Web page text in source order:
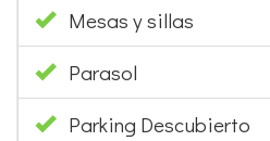
Mesas y sillas
Parasol
Parking Descubierto